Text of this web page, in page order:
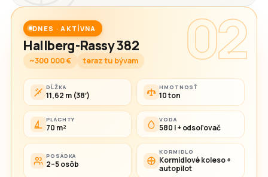
02
DNES · AKTÍVNA
Hallberg-Rassy 382
~300 000 € teraz tu bývam
DĹŽKA
11,62 m (38′)
HMOTNOSŤ
10 ton
PLACHTY
70 m²
VODA
580 l + odsoľovač
POSÁDKA
2–5 osôb
KORMIDLO
Kormidlové koleso +
autopilot